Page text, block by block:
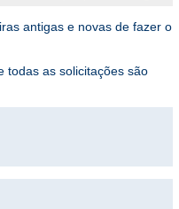
antigas e novas de fazer o
todas as solicitações são